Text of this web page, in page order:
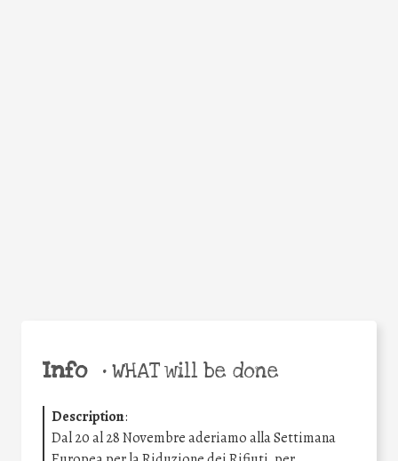
Info •WHAT will be done
Description:
Dal 20 al 28 Novembre aderiamo alla Settimana